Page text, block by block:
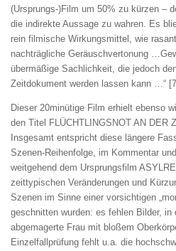
(Ursprungs-)Film um 50% zu kürzen –
die indirekte Aussage zu wahren. Es
rein filmische Wirkungsmittel, wie
nachträgliche Geräuschvertonung
übermäßige Sachlichkeit, die jedoch
Zeitdokument werden lassen kann …“
Dieser 20minütige Film erhielt ebenso
den Titel FLÜCHTLINGSNOT AN DER
Insgesamt entspricht diese längere
Szenen-Reihenfolge, im Kommentar
weitgehend dem Ursprungsfilm
zeittypischen Veränderungen und
Szenen im Sinne einer vorsichtigen
geschnitten wurden: es fehlen Bilder, in
abgemagerte Frau mit bloßem
Einzelfallprüfung fehlt u.a. die